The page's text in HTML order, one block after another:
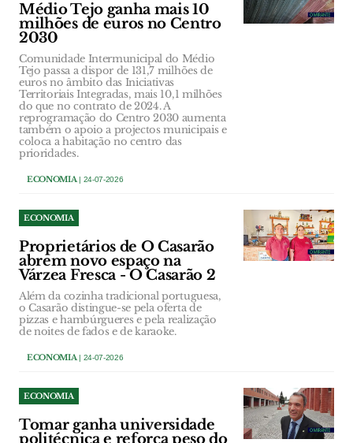
Médio Tejo ganha mais 10
milhões de euros no Centro
2030
Comunidade Intermunicipal do Médio
Tejo passa a dispor de 131,7 milhões de
euros no âmbito das Iniciativas
Territoriais Integradas, mais 10,1 milhões
do que no contrato de 2024. A
reprogramação do Centro 2030 aumenta
também o apoio a projectos municipais e
coloca a habitação no centro das
prioridades.
ECONOMIA| 24-07-2026
ECONOMIA
Proprietários de O Casarão
abrem novo espaço na
Várzea Fresca - O Casarão 2
Além da cozinha tradicional portuguesa,
o Casarão distingue-se pela oferta de
pizzas e hambúrgueres e pela realização
de noites de fados e de karaoke.
ECONOMIA| 24-07-2026
ECONOMIA
Tomar ganha universidade
politécnica e reforça peso do